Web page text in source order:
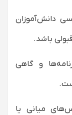
دانش‌آموزان
باشد.
و گاهی
میانی یا